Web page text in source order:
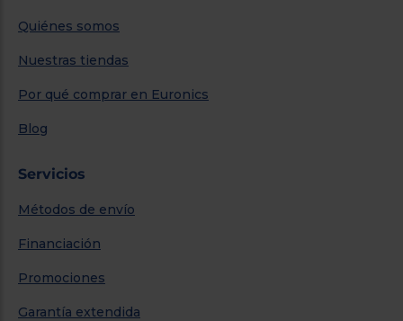
Quiénes somos
Nuestras tiendas
Por qué comprar en Euronics
Blog
Servicios
Métodos de envío
Financiación
Promociones
Garantía extendida